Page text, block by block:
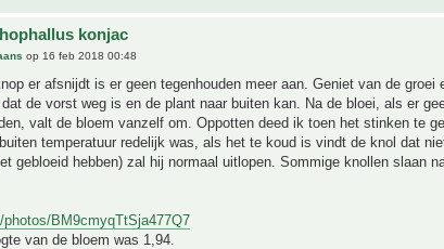
konjac
op 16 feb 2018 00:48
er afsnijdt is er geen tegenhouden meer aan. Geniet van de groei
de vorst weg is en de plant naar buiten kan. Na de bloei, als er
valt de bloem vanzelf om. Oppotten deed ik toen het stinken te
temperatuur redelijk was, als het te koud is vindt de knol dat
gebloeid hebben) zal hij normaal uitlopen. Sommige knollen slaan
BM9cmyqTtSja477Q7
van de bloem was 1,94.